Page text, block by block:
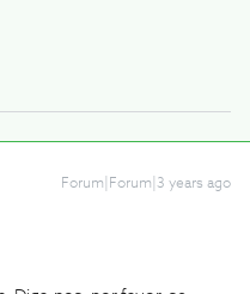
Forum|Forum|3 years ago